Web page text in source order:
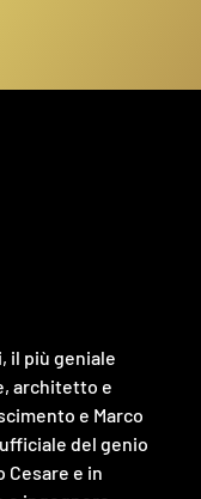
il più geniale
architetto e
e Marco
del genio
Cesare e in